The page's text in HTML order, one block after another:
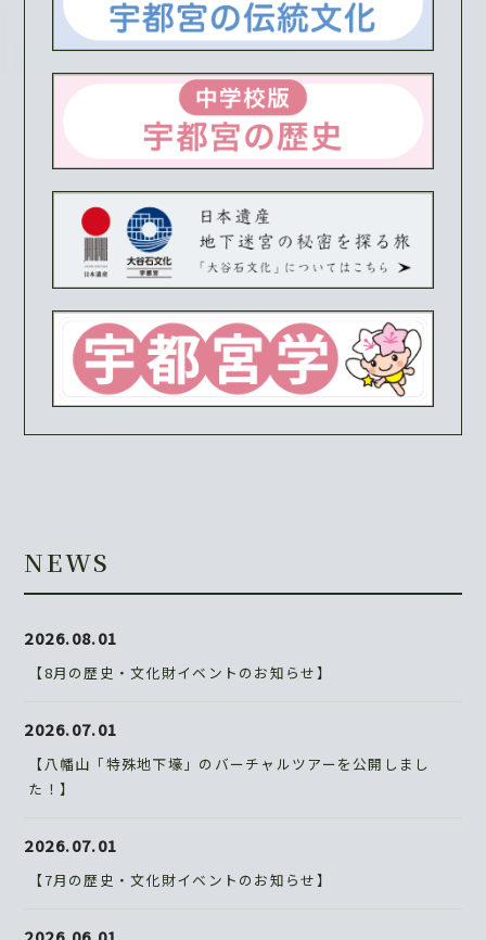
NEWS
2026.08.01
【8月の歴史・文化財イベントのお知らせ】
2026.07.01
【八幡山「特殊地下壕」のバーチャルツアーを公開しまし
た！】
2026.07.01
【7月の歴史・文化財イベントのお知らせ】